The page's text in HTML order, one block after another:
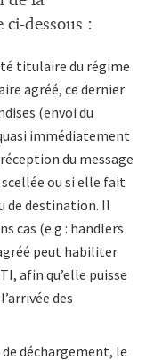
ci-dessous :
titulaire du régime
agréé, ce dernier
(envoi du
immédiatement
du message
ou si elle fait
de destination. Il
cas (e.g : handlers
peut habiliter
afin qu’elle puisse
des
déchargement, le